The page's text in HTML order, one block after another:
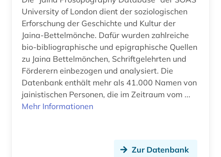
altkarte (1)
altnorwegisch (1)
altokzitanisch (1)
altorientalistik (2)
altschwedisch (1)
american indian movement (1)
Rheinland-Pfalz (12)
Roemisches Reich (17)
Rumänien (14)
Russland, Sowjetunion (89)
Saarland (5)
University of London dient der soziologischen
Erforschung der Geschichte und Kultur der
Jaina-Bettelmönche. Dafür wurden zahlreiche
bio-bibliographische und epigraphische Quellen
zu Jaina Bettelmönchen, Schriftgelehrten und
Förderern einbezogen und analysiert. Die
Datenbank enthält mehr als 41.000 Namen von
jainistischen Personen, die im Zeitraum vom ...
Mehr Informationen
Zur Datenbank